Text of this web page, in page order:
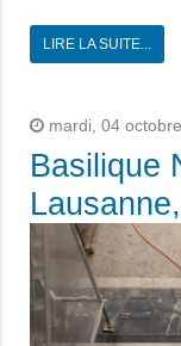
LIRE LA SUITE...
mardi, 04
Basilique